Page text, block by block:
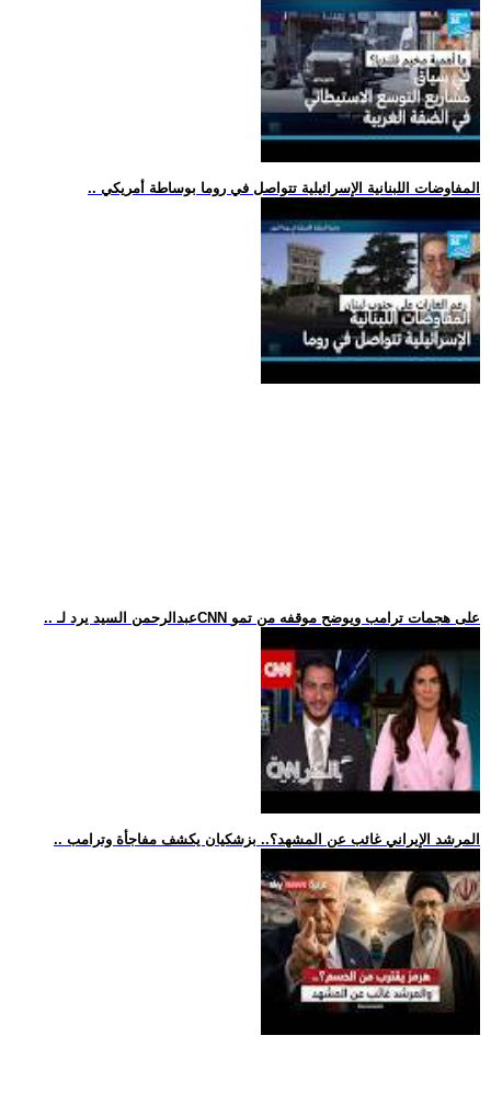
.. المفاوضات اللبنانية الإسرائيلية تتواصل في روما بوساطة أمريكي
.. عبدالرحمن السيد يرد لـCNN على هجمات ترامب ويوضح موقفه من تمو
.. المرشد الإيراني غائب عن المشهد؟.. بزشكيان يكشف مفاجأة وترامب